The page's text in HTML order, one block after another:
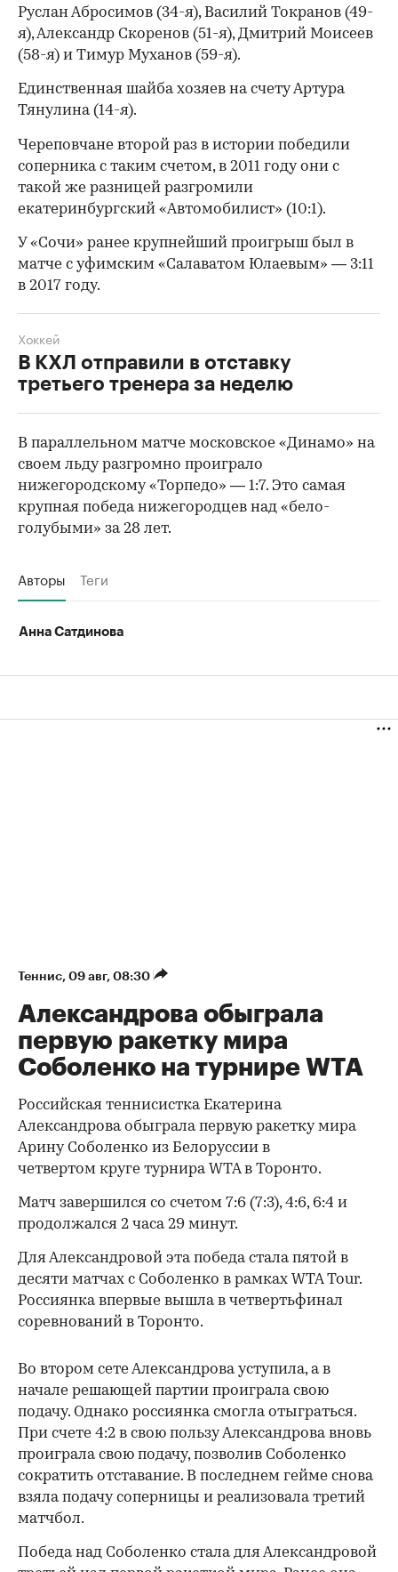
Руслан Абросимов (34-я), Василий Токранов (49-
я), Александр Скоренов (51-я), Дмитрий Моисеев
(58-я) и Тимур Муханов (59-я).
Единственная шайба хозяев на счету Артура
Тянулина (14-я).
00:00 / 00:00
Череповчане второй раз в истории победили
соперника с таким счетом, в 2011 году они с
такой же разницей разгромили
екатеринбургский «Автомобилист» (10:1).
У «Сочи» ранее крупнейший проигрыш был в
матче с уфимским «Салаватом Юлаевым» — 3:11
в 2017 году.
В КХЛ отправили в отставку
третьего тренера за неделю
Хоккей
В параллельном матче московское «Динамо» на
своем льду разгромно проиграло
нижегородскому «Торпедо» — 1:7. Это самая
крупная победа нижегородцев над «бело-
голубыми» за 28 лет.
Авторы Теги
Анна Сатдинова
Теннис⁠, 09 авг, 08:30
Александрова обыграла
первую ракетку мира
Соболенко на турнире WTA
Российская теннисистка Екатерина
Александрова обыграла первую ракетку мира
Арину Соболенко из Белоруссии в
четвертом круге турнира WTA в Торонто.
Матч завершился со счетом 7:6 (7:3), 4:6, 6:4 и
продолжался 2 часа 29 минут.
Для Александровой эта победа стала пятой в
десяти матчах с Соболенко в рамках WTA Tour.
Россиянка впервые вышла в четвертьфинал
соревнований в Торонто.
Во втором сете Александрова уступила, а в
начале решающей партии проиграла свою
подачу. Однако россиянка смогла отыграться.
При счете 4:2 в свою пользу Александрова вновь
проиграла свою подачу, позволив Соболенко
сократить отставание. В последнем гейме снова
взяла подачу соперницы и реализовала третий
матчбол.
Победа над Соболенко стала для Александровой